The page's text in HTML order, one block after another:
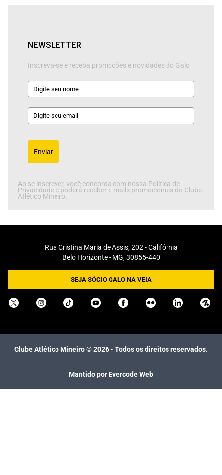
NEWSLETTER
Inscreva-se e receba promoções e novidades do Galo
Enviar
Ao se inscrever, você concorda com nossa Política de
Privacidade e poderá receber e-mails promocionais do Clube
Atlético Mineiro.
Rua Cristina Maria de Assis, 202 - Califórnia
Belo Horizonte - MG, 30855-440
SEJA SÓCIO GALO NA VEIA
Clube Atlético Mineiro ©2026- Todos os direitos reservados.
Mantido por Evercode Web